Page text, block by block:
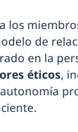
los
de
en la
éticos,